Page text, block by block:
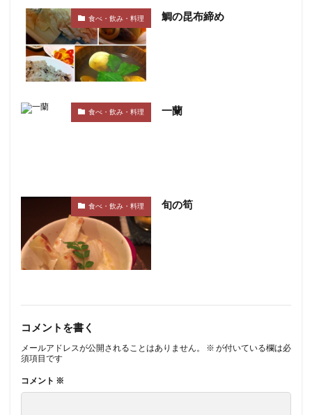
食べ・飲み・料理 鯛の昆布締め
食べ・飲み・料理 一蘭
食べ・飲み・料理 旬の筍
コメントを書く
メールアドレスが公開されることはありません。 ※ が付いている欄は必
須項目です
コメント ※